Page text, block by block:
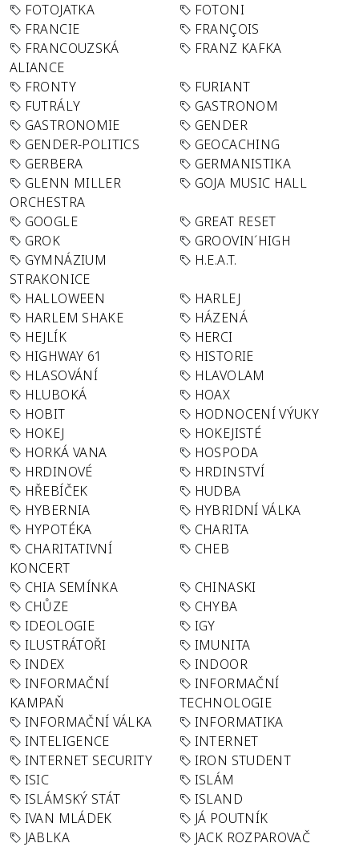
FOTOJATKA
FOTONI
FRANCIE
FRANÇOIS
FRANCOUZSKÁ
ALIANCE
FRANZ KAFKA
FRONTY
FURIANT
FUTRÁLY
GASTRONOM
GASTRONOMIE
GENDER
GENDER-POLITICS
GEOCACHING
GERBERA
GERMANISTIKA
GLENN MILLER
ORCHESTRA
GOJA MUSIC HALL
GOOGLE
GREAT RESET
GROK
GROOVIN´HIGH
GYMNÁZIUM
STRAKONICE
H.E.A.T.
HALLOWEEN
HARLEJ
HARLEM SHAKE
HÁZENÁ
HEJLÍK
HERCI
HIGHWAY 61
HISTORIE
HLASOVÁNÍ
HLAVOLAM
HLUBOKÁ
HOAX
HOBIT
HODNOCENÍ VÝUKY
HOKEJ
HOKEJISTÉ
HORKÁ VANA
HOSPODA
HRDINOVÉ
HRDINSTVÍ
HŘEBÍČEK
HUDBA
HYBERNIA
HYBRIDNÍ VÁLKA
HYPOTÉKA
CHARITA
CHARITATIVNÍ
KONCERT
CHEB
CHIA SEMÍNKA
CHINASKI
CHŮZE
CHYBA
IDEOLOGIE
IGY
ILUSTRÁTOŘI
IMUNITA
INDEX
INDOOR
INFORMAČNÍ
KAMPAŇ
INFORMAČNÍ
TECHNOLOGIE
INFORMAČNÍ VÁLKA
INFORMATIKA
INTELIGENCE
INTERNET
INTERNET SECURITY
IRON STUDENT
ISIC
ISLÁM
ISLÁMSKÝ STÁT
ISLAND
IVAN MLÁDEK
JÁ POUTNÍK
JABLKA
JACK ROZPAROVAČ